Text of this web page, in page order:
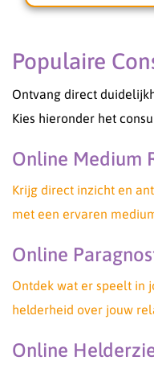
inleven in de
praktische
kunt.
Of je nu behoefte
bevestiging of een
mogelijkheden en
Warme groet
Populaire
Ontvang direct
Kies hieronder het
Online Medium
Krijg direct inzicht en
met een ervaren
Online
Ontdek wat er speelt in
helderheid over jouw
Online